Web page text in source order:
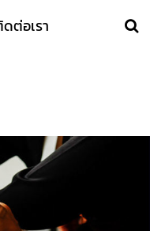
ต่อเรา